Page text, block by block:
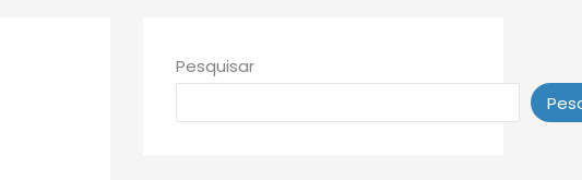
Pesquisar